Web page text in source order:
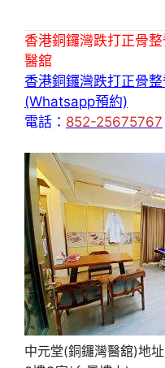
香港銅鑼灣跌打正骨
醫舘
香港銅鑼灣跌打正骨
(Whatsapp預約)
電話： 852-25675767
中元堂(銅鑼灣醫舘)地